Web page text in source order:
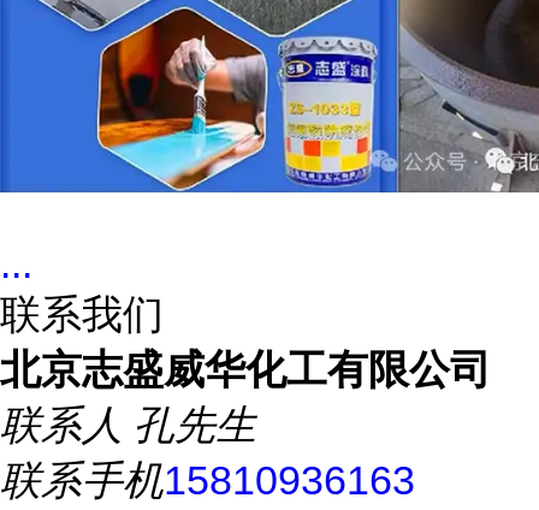
...
联系我们
北京志盛威华化工有限公司
联系人 孔先生
联系手机15810936163